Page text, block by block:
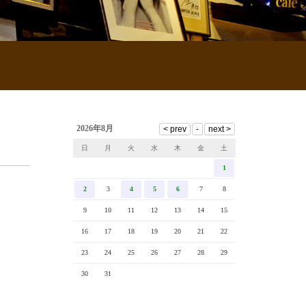
2026年8月
日 月 火 水 木 金 土
1
2 3 4 5 6 7 8
9 10 11 12 13 14 15
16 17 18 19 20 21 22
23 24 25 26 27 28 29
30 31